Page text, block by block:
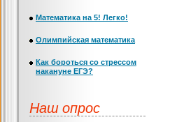
Математика на 5! Легко!
Олимпийская математика
Как бороться со стрессом
накануне ЕГЭ?
Наш опрос